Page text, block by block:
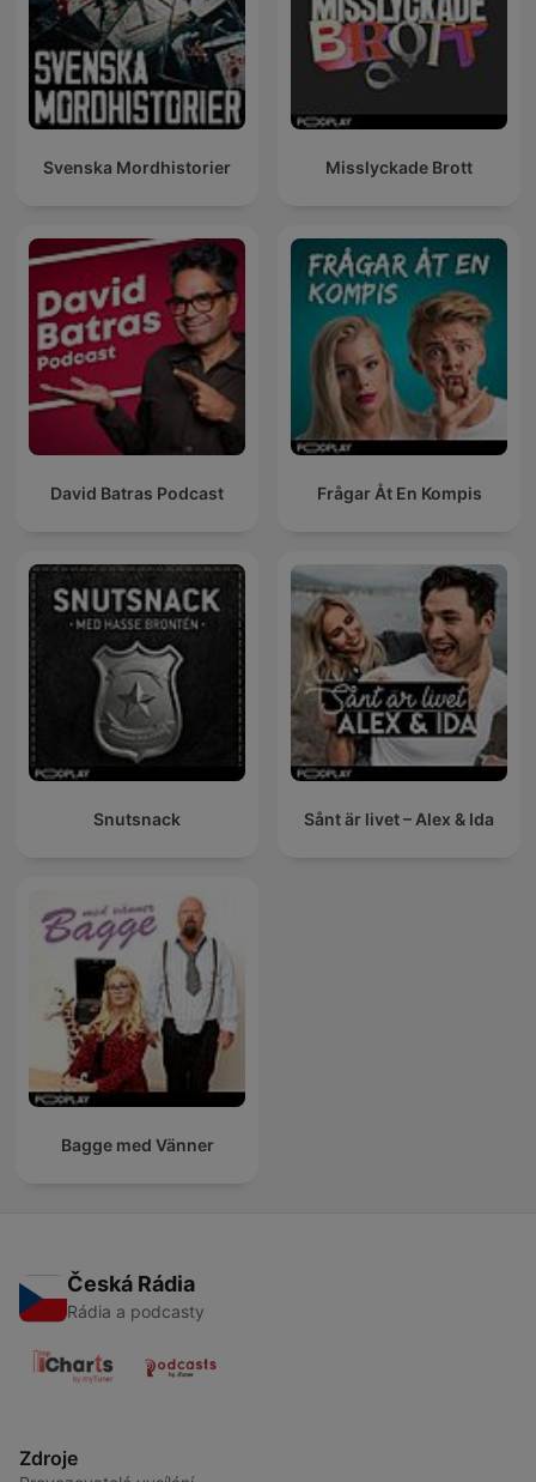
Svenska Mordhistorier Misslyckade Brott
David Batras Podcast Frågar Åt En Kompis
Snutsnack Sånt är livet – Alex & Ida
Bagge med Vänner
Česká Rádia
Rádia a podcasty
Zdroje